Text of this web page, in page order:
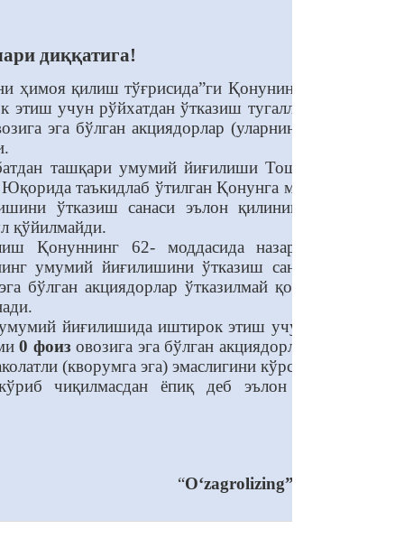
диққатига!
ҳимоя қилиш тўғрисида”ги Қонунининг (кейинги
учун рўйхатдан ўтказиш тугалланган пайтда
эга бўлган акциядорлар (уларнинг вакиллари)
ташқари умумий йиғилиши Тошкент шаҳри,
таъкидлаб ўтилган Қонунга мувофиқ, агар
ўтказиш санаси эълон қилинишини, бунда
қўйилмайди.
Қонуннинг 62- моддасида назарда тутилган
умумий йиғилишини ўтказиш санаси йигирма
бўлган акциядорлар ўтказилмай қолган умумий
йиғилишида иштирок этиш учун рўйхатдан
0 фоизовозига эга бўлган акциядорлар (уларнинг
(кворумга эга) эмаслигини кўрсатади.
чиқилмасдан ёпиқ деб эълон қилинди ва
O‘zagrolizing” AJ Кузатув